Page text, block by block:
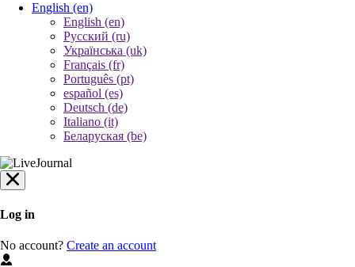
English (en)
English (en)
Русский (ru)
Українська (uk)
Français (fr)
Português (pt)
español (es)
Deutsch (de)
Italiano (it)
Беларуская (be)
Log in
No account? Create an account